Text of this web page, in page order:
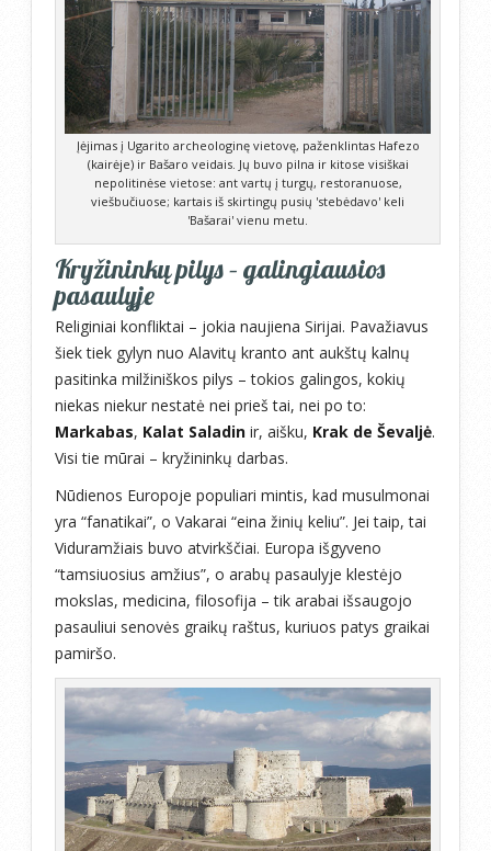
Įėjimas į Ugarito archeologinę vietovę, paženklintas Hafezo
(kairėje) ir Bašaro veidais. Jų buvo pilna ir kitose visiškai
nepolitinėse vietose: ant vartų į turgų, restoranuose,
viešbučiuose; kartais iš skirtingų pusių 'stebėdavo' keli
'Bašarai' vienu metu.
Kryžininkų pilys – galingiausios
pasaulyje
Religiniai konfliktai – jokia naujiena Sirijai. Pavažiavus
šiek tiek gylyn nuo Alavitų kranto ant aukštų kalnų
pasitinka milžiniškos pilys – tokios galingos, kokių
niekas niekur nestatė nei prieš tai, nei po to:
Markabas, Kalat Saladin ir, aišku, Krak de Ševaljė.
Visi tie mūrai – kryžininkų darbas.
Nūdienos Europoje populiari mintis, kad musulmonai
yra “fanatikai”, o Vakarai “eina žinių keliu”. Jei taip, tai
Viduramžiais buvo atvirkščiai. Europa išgyveno
“tamsiuosius amžius”, o arabų pasaulyje klestėjo
mokslas, medicina, filosofija – tik arabai išsaugojo
pasauliui senovės graikų raštus, kuriuos patys graikai
pamiršo.